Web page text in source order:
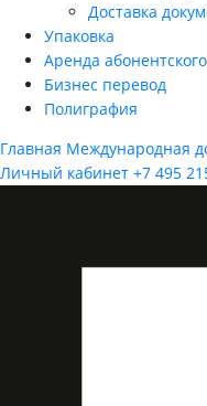
Доставка
Упаковка
Аренда
Бизнес перевод
Полиграфия
Главная Международная
Личный кабинет +7 495